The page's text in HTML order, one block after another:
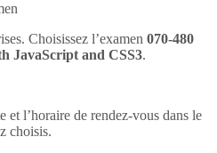
Choisissez l’examen 070-480
JavaScript and CSS3.
et l’horaire de rendez-vous dans le
choisis.